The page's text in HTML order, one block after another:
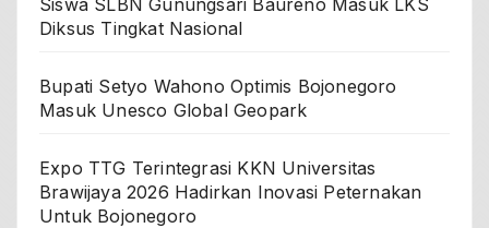
Diksus Tingkat Nasional
Bupati Setyo Wahono Optimis Bojonegoro
Masuk Unesco Global Geopark
Expo TTG Terintegrasi KKN Universitas
Brawijaya 2026 Hadirkan Inovasi Peternakan
Untuk Bojonegoro